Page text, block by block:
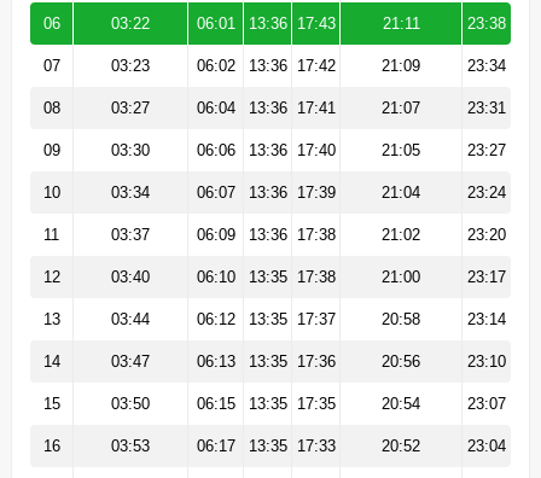
06 03:22 06:01 13:36 17:43 21:11 23:38
07 03:23 06:02 13:36 17:42 21:09 23:34
08 03:27 06:04 13:36 17:41 21:07 23:31
09 03:30 06:06 13:36 17:40 21:05 23:27
10 03:34 06:07 13:36 17:39 21:04 23:24
11 03:37 06:09 13:36 17:38 21:02 23:20
12 03:40 06:10 13:35 17:38 21:00 23:17
13 03:44 06:12 13:35 17:37 20:58 23:14
14 03:47 06:13 13:35 17:36 20:56 23:10
15 03:50 06:15 13:35 17:35 20:54 23:07
16 03:53 06:17 13:35 17:33 20:52 23:04